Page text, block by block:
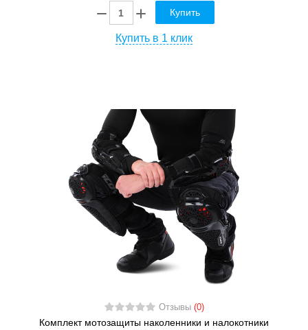
Купить
Купить в 1 клик
Отзывы (0)
Комплект мотозащиты наколенники и налокотники